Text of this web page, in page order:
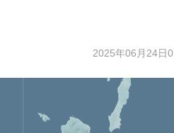
2025年06月24日